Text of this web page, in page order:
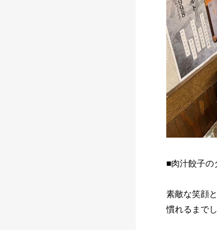
■肉汁餃子の
素敵な笑顔
慣れるまで